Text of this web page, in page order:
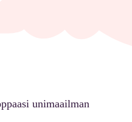
unimaailman